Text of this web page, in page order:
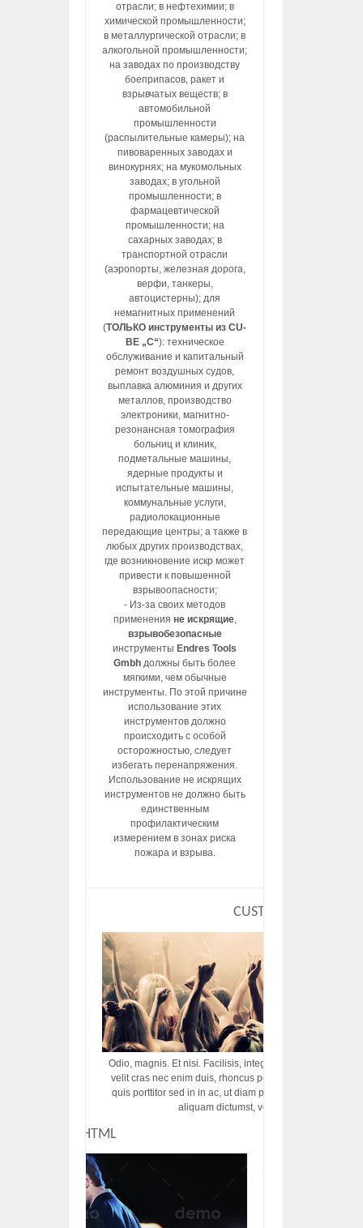
отрасли; в нефтехимии; в
химической промышленности;
в металлургической отрасли; в
алкогольной промышленности;
на заводах по производству
боеприпасов, ракет и
взрывчатых веществ; в
автомобильной
промышленности
(распылительные камеры); на
пивоваренных заводах и
винокурнях; на мукомольных
заводах; в угольной
промышленности; в
фармацевтической
промышленности; на
сахарных заводах; в
транспортной отрасли
(аэропорты, железная дорога,
верфи, танкеры,
автоцистерны); для
немагнитных применений
(ТОЛЬКО инструменты из CU-
BE „C“): техническое
обслуживание и капитальный
ремонт воздушных судов,
выплавка алюминия и других
металлов, производство
электроники, магнитно-
резонансная томография
больниц и клиник,
подметальные машины,
ядерные продукты и
испытательные машины,
коммунальные услуги,
радиолокационные
передающие центры; а также в
любых других производствах,
где возникновение искр может
привести к повышенной
взрывоопасности;
- Из-за своих методов
применения не искрящие,
взрывобезопасные
инструменты Endres Tools
Gmbh должны быть более
мягкими, чем обычные
инструменты. По этой причине
использование этих
инструментов должно
происходить с особой
осторожностью, следует
избегать перенапряжения.
Использование не искрящих
инструментов не должно быть
единственным
профилактическим
измерением в зонах риска
пожара и взрыва.
CUSTOM HTML
Odio, magnis. Et nisi. Facilisis, integer! Risus augue! Non
velit cras nec enim duis, rhoncus porttitor ac vut rhoncus
quis porttitor sed in in ac, ut diam porttitor odio nunc
aliquam dictumst, vel amet tincidunt
CUSTOM HTML